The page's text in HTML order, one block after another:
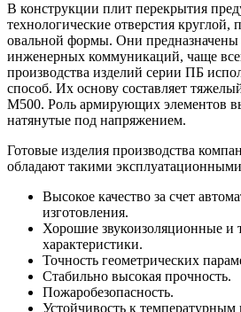
В конструкции плит перекрытия
технологические отверстия круглой,
овальной формы. Они предназначены
инженерных коммуникаций, чаще
производства изделий серии ПБ
способ. Их основу составляет
М500. Роль армирующих элементов
натянутые под напряжением.
Готовые изделия производства
обладают такими
Высокое качество за счет
изготовления.
Хорошие звукоизоляционные и
характеристики.
Точность геометрических
Стабильно высокая прочность.
Пожаробезопасность.
Устойчивость к температурным